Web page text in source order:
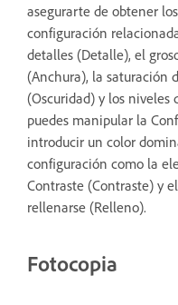
asegurarte de obtener
configuración
detalles (Detalle), el
(Anchura), la saturación
(Oscuridad) y los niveles
puedes manipular la
introducir un color
configuración como la
Contraste (Contraste) y
rellenarse (Relleno).
Fotocopia